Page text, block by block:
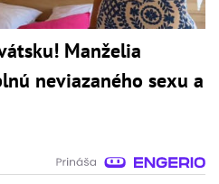
Manželia
neviazaného sexu a